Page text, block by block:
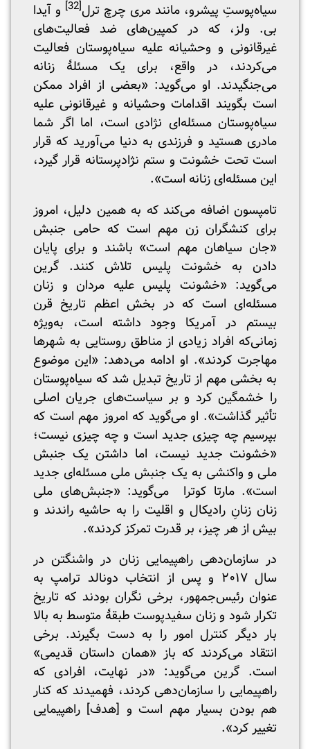
سیاه‌پوستِ پیشرو، مانند مری چرچ ترل
و آیدا
بی. ولز، که در کمپین‌های ضد فعالیت‌های
غیرقانونی و وحشیانه علیه سیاه‌پوستان فعالیت
می‌کردند، در واقع، برای یک مسئلۀ زنانه
می‌جنگیدند. او می‌گوید: «بعضی از افراد ممکن
است بگویند اقدامات وحشیانه و غیرقانونی علیه
سیاه‌پوستان مسئله‌ای نژادی است، اما اگر شما
مادری هستید و فرزندی به دنیا می‌آورید که قرار
است تحت خشونت و ستم نژادپرستانه قرار گیرد،
این مسئله‌ای زنانه است».
تامپسون اضافه می‌کند که به همین دلیل، امروز
برای کنشگران زن مهم است که حامی جنبش
«جان سیاهان مهم است» باشند و برای پایان
دادن به خشونت پلیس تلاش کنند. گرین
می‌گوید: «خشونت پلیس علیه مردان و زنان
مسئله‌ای است که در بخش اعظم تاریخ قرن
بیستم در آمریکا وجود داشته است، به‌ویژه
زمانی‌که افراد زیادی از مناطق روستایی به شهرها
مهاجرت کردند». او ادامه می‌دهد: «این موضوع
به بخشی مهم از تاریخ تبدیل شد که سیاه‌پوستان
را خشمگین کرد و بر سیاست‌های جریان اصلی
تأثیر گذاشت». او می‌گوید که امروز مهم است که
بپرسیم چه چیزی جدید است و چه چیزی نیست؛
«خشونت جدید نیست، اما داشتن یک جنبش
ملی و واکنشی به یک جنبش ملی مسئله‌ای جدید
است». مارتا کوترا می‌گوید: «جنبش‌های ملی
زنان زنانِ رادیکال و اقلیت را به حاشیه راندند و
بیش از هر چیز، بر قدرت تمرکز کردند».
در سازمان‌دهی راهپیمایی زنان در واشنگتن در
سال ۲۰۱۷ و پس از انتخاب دونالد ترامپ به
عنوان رئیس‌جمهور، برخی نگران بودند که تاریخ
تکرار شود و زنان سفیدپوست طبقۀ متوسط به بالا
بار دیگر کنترل امور را به دست بگیرند. برخی
انتقاد می‌کردند که باز «همان داستان قدیمی»
است. گرین می‌گوید: «در نهایت، افرادی که
راهپیمایی را سازمان‌دهی کردند، فهمیدند که کنار
هم بودن بسیار مهم است و [هدف] راهپیمایی
تغییر کرد».